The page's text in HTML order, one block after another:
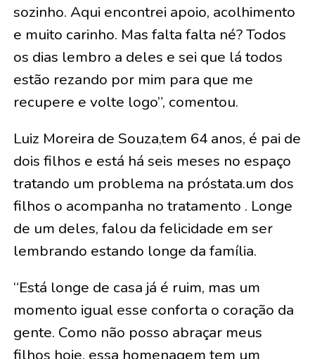
sozinho. Aqui encontrei apoio, acolhimento
e muito carinho. Mas falta falta né? Todos
os dias lembro a deles e sei que lá todos
estão rezando por mim para que me
recupere e volte logo”, comentou.
Luiz Moreira de Souza,tem 64 anos, é pai de
dois filhos e está há seis meses no espaço
tratando um problema na próstata.um dos
filhos o acompanha no tratamento . Longe
de um deles, falou da felicidade em ser
lembrando estando longe da família.
“Está longe de casa já é ruim, mas um
momento igual esse conforta o coração da
gente. Como não posso abraçar meus
filhos hoje, essa homenagem tem um